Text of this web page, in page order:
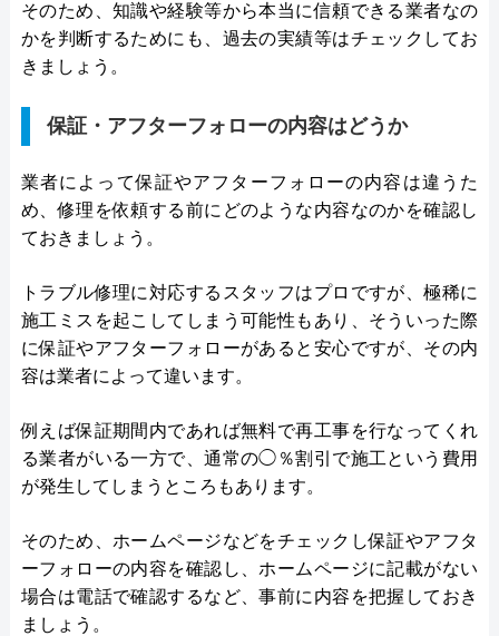
そのため、知識や経験等から本当に信頼できる業者なの
かを判断するためにも、過去の実績等はチェックしてお
きましょう。
保証・アフターフォローの内容はどうか
業者によって保証やアフターフォローの内容は違うた
め、修理を依頼する前にどのような内容なのかを確認し
ておきましょう。
トラブル修理に対応するスタッフはプロですが、極稀に
施工ミスを起こしてしまう可能性もあり、そういった際
に保証やアフターフォローがあると安心ですが、その内
容は業者によって違います。
例えば保証期間内であれば無料で再工事を行なってくれ
る業者がいる一方で、通常の◯％割引で施工という費用
が発生してしまうところもあります。
そのため、ホームページなどをチェックし保証やアフタ
ーフォローの内容を確認し、ホームページに記載がない
場合は電話で確認するなど、事前に内容を把握しておき
ましょう。